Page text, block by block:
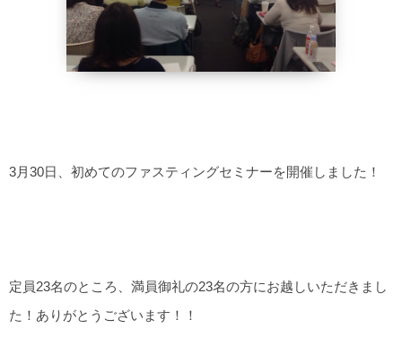
3月30日、初めてのファスティングセミナーを開催しました！
定員23名のところ、満員御礼の23名の方にお越しいただきまし
た！ありがとうございます！！